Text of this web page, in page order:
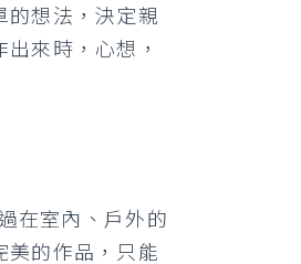
的想法，決定親
來時，心想，
在室內、戶外的
美的作品，只能